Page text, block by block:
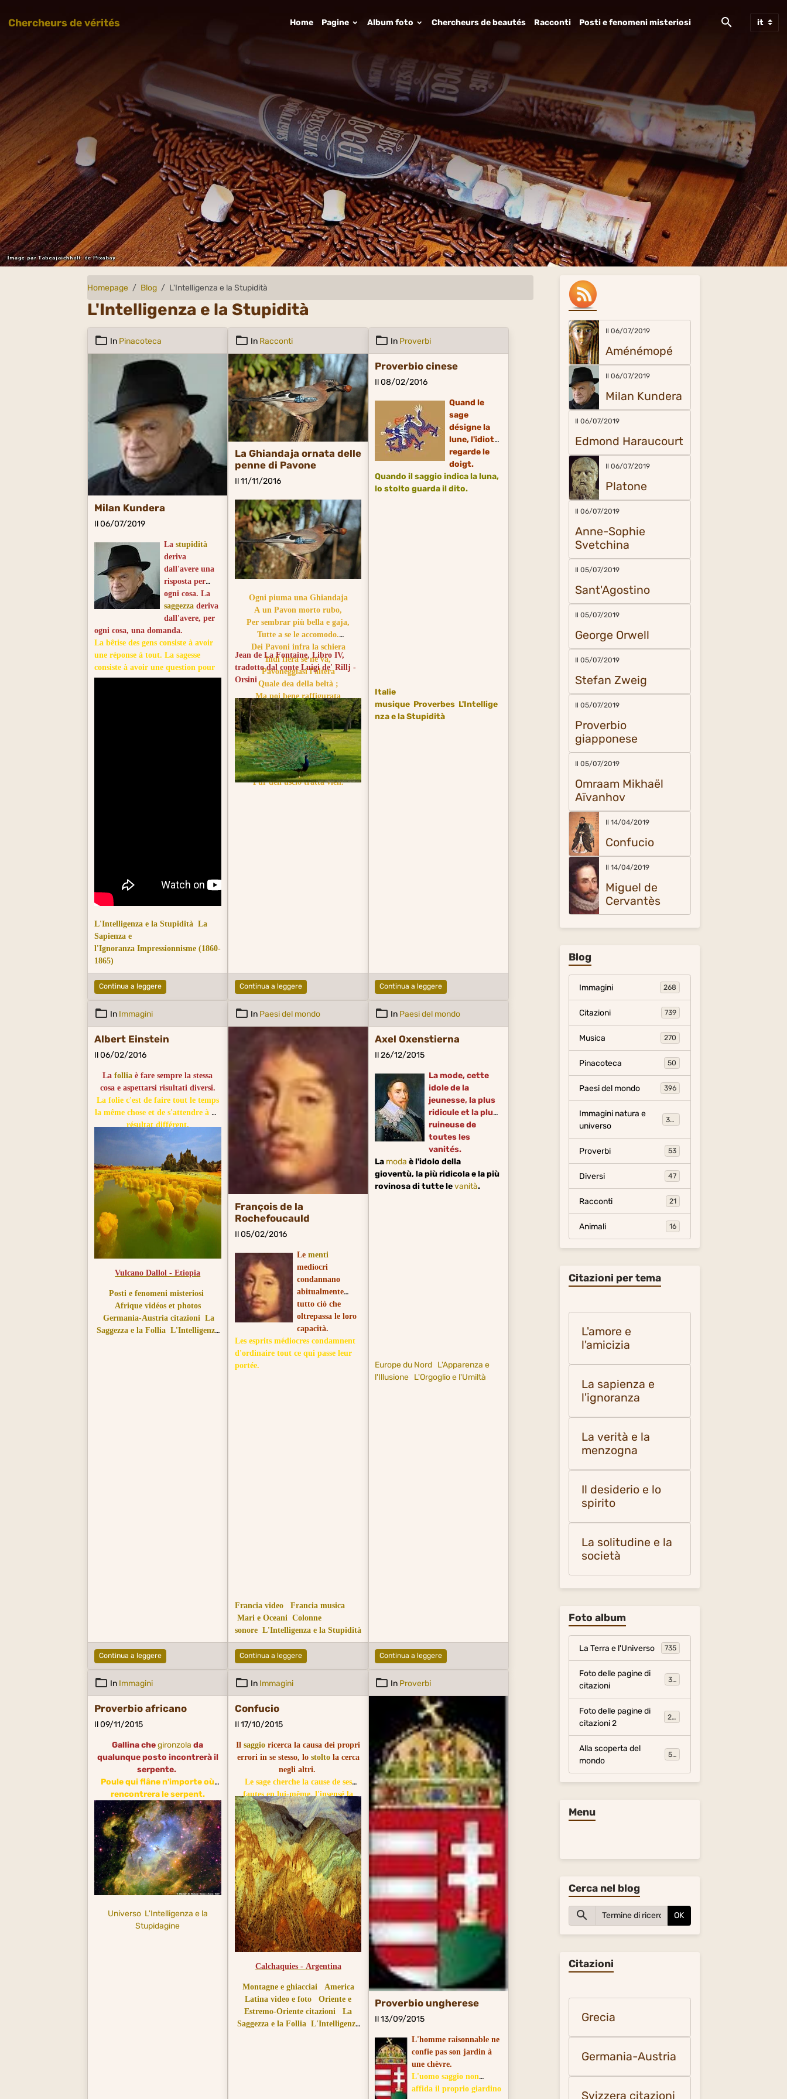
Chercheurs de vérités Home Pagine Album foto Chercheurs de beautés Racconti Posti e fenomeni misteriosi
Homepage Blog L'Intelligenza e la Stupidità
L'Intelligenza e la Stupidità
In Pinacoteca
Milan Kundera
Il 06/07/2019
La stupidità
deriva
dall'avere una
risposta per
ogni cosa. La
saggezzaderiva
dall'avere, per
ogni cosa, una domanda.
La bêtise des gens consiste à avoir
une réponse à tout. La sagesse
consiste à avoir une question pour
tout.
L'Intelligenza e la Stupidità La
Sapienza e
l'Ignoranza Impressionnisme (1860-
1865)
Continua a leggere
In Racconti
La Ghiandaja ornata delle
penne di Pavone
Il 11/11/2016
Ogni piuma una Ghiandaja
A un Pavon morto rubo,
Per sembrar più bella e gaja,
Tutte a se le accomodo.
Dei Pavoni infra la schiera
Indi fiera se ne va,
Pavoneggiasi l'altera
Quale dea della beltà ;
Ma poi bene raffigurata
Tra le beffe e i scherni fu,
E derisa indi sbalzata
Con fischiate, in sù, e in giù.
E i Pavoni ? Ah ! Quei signori
La spennarono ben ben;
Rifuggi tra i suoi, ma fuori
Pur dell'uscio tratta vien.
Jean de La Fontaine, Libro IV,
tradotto dal conte Luigi de' Rillj -
Orsini
Continua a leggere
In Proverbi
Proverbio cinese
Il 08/02/2016
Quand le
sage
désigne la
lune, l'idiot
regarde le
doigt.
Quando il saggio indica la luna,
lostolto guarda il dito.
Italie
musique Proverbes L'Intellige
nza e la Stupidità
Continua a leggere
In Immagini
Albert Einstein
Il 06/02/2016
Lafollia è fare sempre la stessa
cosa e aspettarsi risultati diversi.
La folie c'est de faire tout le temps
la même chose et de s'attendre à un
résultat différent.
Vulcano Dallol - Etiopia
Posti e fenomeni misteriosi
Afrique vidéos et photos
Germania-Austria citazioni
La
Saggezza e la Follia L'Intelligenza
Continua a leggere
In Paesi del mondo
François de la
Rochefoucauld
Il 05/02/2016
Le menti
mediocri
condannano
abitualmente
tutto ciò che
oltrepassa le loro
capacità.
Les esprits médiocres condamnent
d'ordinaire tout ce qui passe leur
portée.
Francia video
Francia musica
Mari e Oceani Colonne
sonore L'Intelligenza e la Stupidità
Continua a leggere
In Paesi del mondo
Axel Oxenstierna
Il 26/12/2015
La mode, cette
idole de la
jeunesse, la plus
ridicule et la plus
ruineuse de
toutes les
vanités.
La modaè l'idolo della
gioventù, la più ridicola e la più
rovinosa di tutte levanità.
Europe du Nord L'Apparenza e
l'Illusione L'Orgoglio e l'Umiltà
Continua a leggere
In Immagini
Proverbio africano
Il 09/11/2015
Gallina chegironzola da
qualunque posto incontrerà il
serpente.
Poule qui flâne n'importe où
rencontrera le serpent.
Universo L'Intelligenza e la
Stupidagine
In Immagini
Confucio
Il 17/10/2015
Ilsaggio ricerca la causa dei propri
errori in se stesso, lo stoltola cerca
negli altri.
Le sage cherche la cause de ses
fautes en lui-même, l'insensé la
cherche dans les autres.
Calchaquies - Argentina
Montagne e ghiacciai
America
Latina video e foto
Oriente e
Estremo-Oriente citazioni
La
Saggezza e la Follia L'Intelligenza
In Proverbi
Proverbio ungherese
Il 13/09/2015
L'homme raisonnable ne
confie pas son jardin à
une chèvre.
L'uomo saggio non
affida il proprio giardino
Il 06/07/2019
Aménémopé
Il 06/07/2019
Milan Kundera
Il 06/07/2019
Edmond Haraucourt
Il 06/07/2019
Platone
Il 06/07/2019
Anne-Sophie
Svetchina
Il 05/07/2019
Sant'Agostino
Il 05/07/2019
George Orwell
Il 05/07/2019
Stefan Zweig
Il 05/07/2019
Proverbio
giapponese
Il 05/07/2019
Omraam Mikhaël
Aïvanhov
Il 14/04/2019
Confucio
Il 14/04/2019
Miguel de
Cervantès
Blog
Immagini 268
Citazioni 739
Musica 270
Pinacoteca 50
Paesi del mondo 396
Immagini natura e
universo
306
Proverbi 53
Diversi 47
Racconti 21
Animali 16
Citazioni per tema
L'amore e
l'amicizia
La sapienza e
l'ignoranza
La verità e la
menzogna
Il desiderio e lo
spirito
La solitudine e la
società
Foto album
La Terra e l'Universo 735
Foto delle pagine di
citazioni
317
Foto delle pagine di
citazioni 2
281
Alla scoperta del
mondo
54
Menu
Cerca nel blog
OK
Citazioni
Grecia
Germania-Austria
Svizzera citazioni